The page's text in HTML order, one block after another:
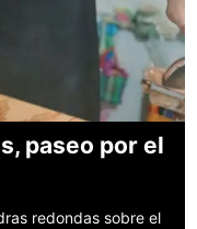
paseo por el
redondas sobre el